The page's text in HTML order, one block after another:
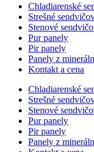
Chladiarenské
Strešné
Stenové
Pur panely
Pir panely
Panely z
Kontakt a cena
Chladiarenské
Strešné
Stenové
Pur panely
Pir panely
Panely z